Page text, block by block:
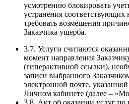
усмотрению блокировать
устранения
требовать возмещения
Заказчика ущерба.
3.7. Услуги считаются
момент направления
(гиперактивной ссылки),
записи выбранного
электронной почте,
Личном кабинете (далее –
3.8. Акт об оказании услуг по